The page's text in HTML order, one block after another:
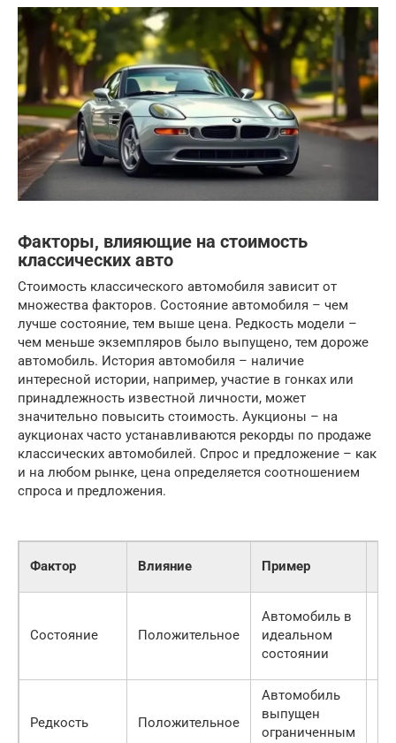
Факторы, влияющие на стоимость
классических авто
Стоимость классического автомобиля зависит от
множества факторов. Состояние автомобиля – чем
лучше состояние, тем выше цена. Редкость модели –
чем меньше экземпляров было выпущено, тем дороже
автомобиль. История автомобиля – наличие
интересной истории, например, участие в гонках или
принадлежность известной личности, может
значительно повысить стоимость. Аукционы – на
аукционах часто устанавливаются рекорды по продаже
классических автомобилей. Спрос и предложение – как
и на любом рынке, цена определяется соотношением
спроса и предложения.
Фактор Влияние Пример
Состояние Положительное
Автомобиль в
идеальном
состоянии
Редкость Положительное
Автомобиль
выпущен
ограниченным